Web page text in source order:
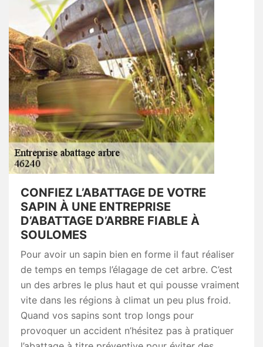
CONFIEZ L’ABATTAGE DE VOTRE
SAPIN À UNE ENTREPRISE
D’ABATTAGE D’ARBRE FIABLE À
SOULOMES
Pour avoir un sapin bien en forme il faut réaliser
de temps en temps l’élagage de cet arbre. C’est
un des arbres le plus haut et qui pousse vraiment
vite dans les régions à climat un peu plus froid.
Quand vos sapins sont trop longs pour
provoquer un accident n’hésitez pas à pratiquer